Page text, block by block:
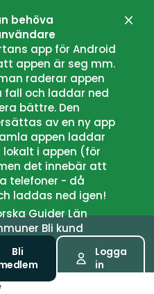
behöva
app för Android
appen är seg mm.
raderar appen
fall och laddar ned
bättre. Den
av en ny app
appen laddar
i appen (för
det innebär att
telefoner - då
laddas ned igen!
GuiderLän
Bli kund
Bli
Logga
in